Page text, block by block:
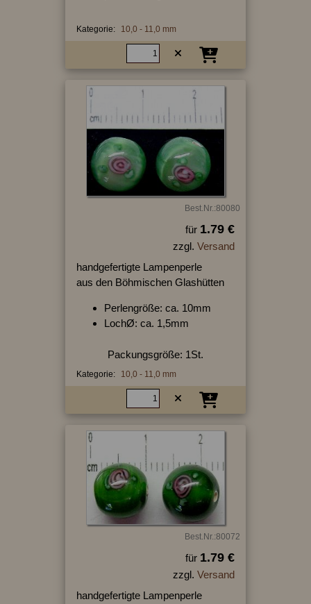
Kategorie: 10,0 - 11,0 mm
Best.Nr.:80080
für 1.79 €
zzgl. Versand
handgefertigte Lampenperle
aus den Böhmischen Glashütten
Perlengröße: ca. 10mm
LochØ: ca. 1,5mm
Packungsgröße: 1St.
Kategorie: 10,0 - 11,0 mm
Best.Nr.:80072
für 1.79 €
zzgl. Versand
handgefertigte Lampenperle